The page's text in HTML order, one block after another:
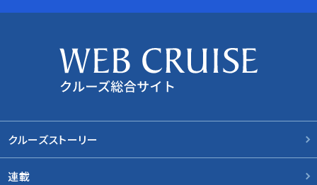
クルーズストーリー
連載